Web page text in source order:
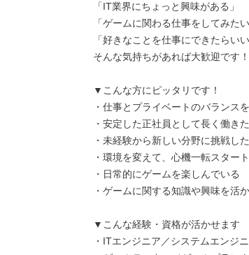
「IT業界にちょっと興味がある」
「ゲームに関わる仕事をしてみたい
「好きなことを仕事にできたらいい
そんな気持ちがあれば大歓迎です！
▼こんな方にピッタリです！
・仕事とプライベートのバランス
・安定した正社員として長く働き
・未経験から新しい分野に挑戦し
・環境を変えて、心機一転スター
・日常的にゲームを楽しんでいる
・ゲームに関する知識や興味を活
▼こんな経験・資格が活かせます
・ITエンジニア／システムエンジ